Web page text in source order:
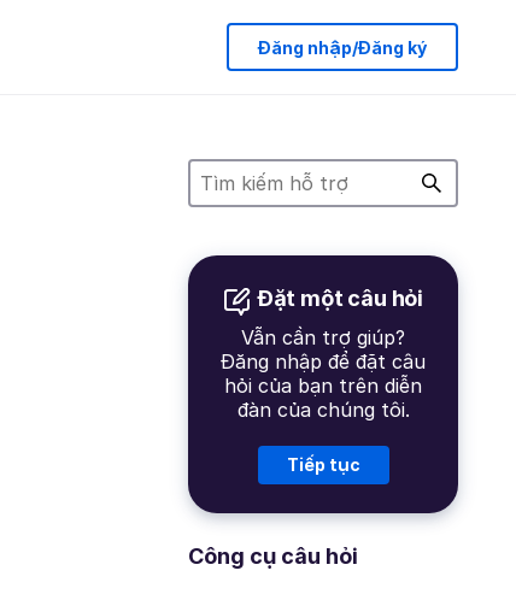
Đăng nhập/Đăng ký
Đặt một câu hỏi
Vẫn cần trợ giúp?
Đăng nhập để đặt câu
hỏi của bạn trên diễn
đàn của chúng tôi.
Tiếp tục
Công cụ câu hỏi